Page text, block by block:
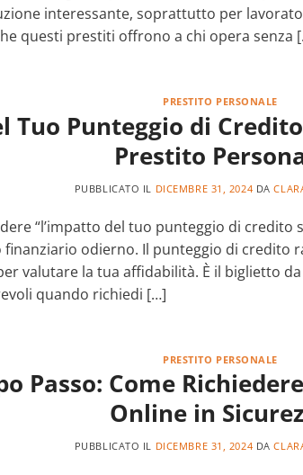
interessante, soprattutto per
questi prestiti offrono a chi opera senza
PRESTITO PERSONALE
Tuo Punteggio di
Prestito
PUBBLICATO IL DICEMBRE 31, 2024 DA
“l’impatto del tuo punteggio di credito
odierno. Il punteggio di credito
valutare la tua affidabilità. È il biglietto
quando richiedi […]
PRESTITO PERSONALE
Passo: Come
Online in
PUBBLICATO IL DICEMBRE 31, 2024 DA